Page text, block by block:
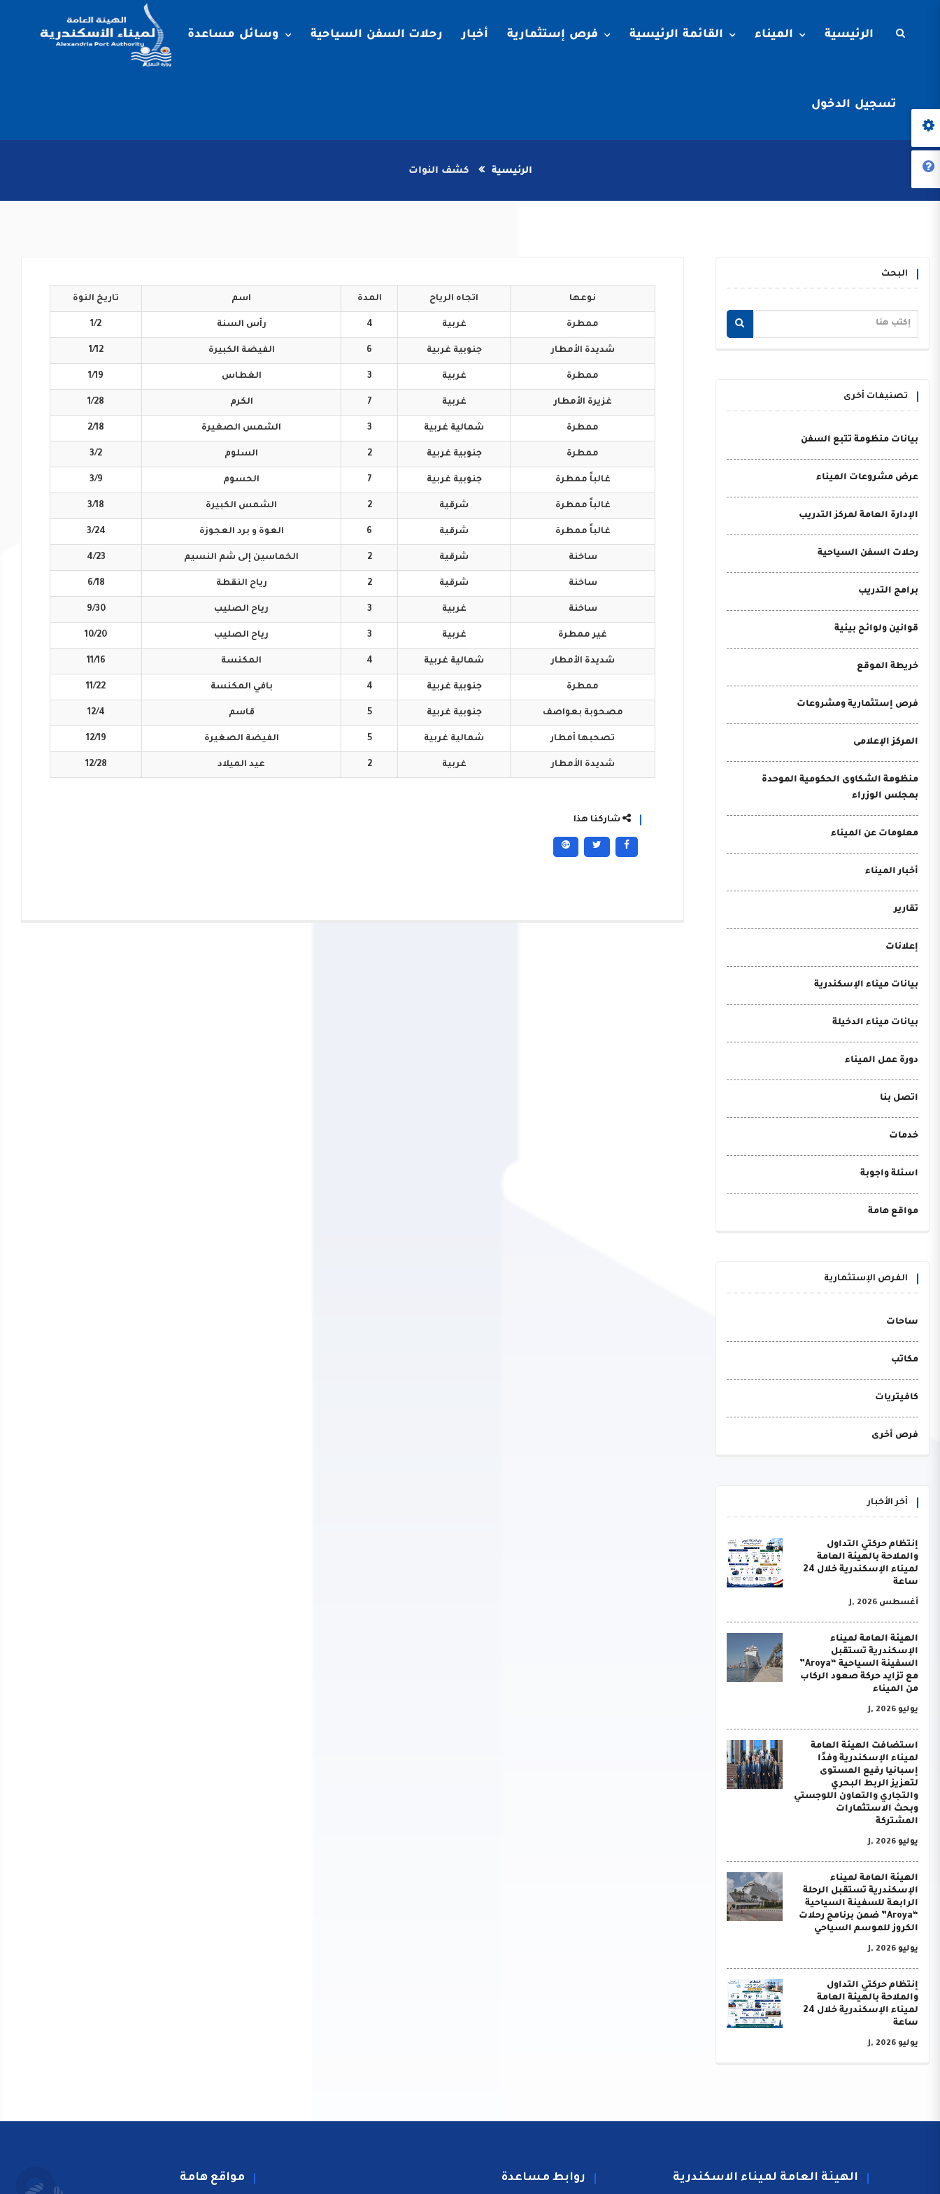
الرئيسية الميناء القائمة الرئيسية فرص إستثمارية أخبار رحلات السفن السياحية وسائل مساعدة
تسجيل الدخول
الرئيسية كشف النوات
البحث
تصنيفات أخرى
بيانات منظومة تتبع السفن
عرض مشروعات الميناء
الإدارة العامة لمركز التدريب
رحلات السفن السياحية
برامج التدريب
قوانين ولوائح بيئية
خريطة الموقع
فرص إستثمارية ومشروعات
المركز الإعلامى
منظومة الشكاوى الحكومية الموحدة
بمجلس الوزراء
معلومات عن الميناء
أخبار الميناء
تقارير
إعلانات
بيانات ميناء الإسكندرية
بيانات ميناء الدخيلة
دورة عمل الميناء
اتصل بنا
خدمات
اسئلة واجوبة
مواقع هامة
الفرص الإستثمارية
ساحات
مكاتب
كافيتريات
فرص أخرى
أخر الأخبار
إنتظام حركتي التداول
والملاحة بالهيئة العامة
لميناء الإسكندرية خلال 24
ساعة
أغسطس J, 2026
الهيئة العامة لميناء
الإسكندرية تستقبل
السفينة السياحية “Aroya”
مع تزايد حركة صعود الركاب
من الميناء
يوليو J, 2026
استضافت الهيئة العامة
لميناء الإسكندرية وفدًا
إسبانيا رفيع المستوى
لتعزيز الربط البحري
والتجاري والتعاون اللوجستي
وبحث الاستثمارات
المشتركة
يوليو J, 2026
الهيئة العامة لميناء
الإسكندرية تستقبل الرحلة
الرابعة للسفينة السياحية
“Aroya” ضمن برنامج رحلات
الكروز للموسم السياحي
يوليو J, 2026
إنتظام حركتي التداول
والملاحة بالهيئة العامة
لميناء الإسكندرية خلال 24
ساعة
يوليو J, 2026
نوعها اتجاه الرياح المدة اسم تاريخ النوة
ممطرة غربية 4 رأس السنة 1/2
شديدة الأمطار جنوبية غربية 6 الفيضة الكبيرة 1/12
ممطرة غربية 3 الغطاس 1/19
غزيرة الأمطار غربية 7 الكرم 1/28
ممطرة شمالية غربية 3 الشمس الصغيرة 2/18
ممطرة جنوبية غربية 2 السلوم 3/2
غالباً ممطرة جنوبية غربية 7 الحسوم 3/9
غالباً ممطرة شرقية 2 الشمس الكبيرة 3/18
غالباً ممطرة شرقية 6 العوة و برد العجوزة 3/24
ساخنة شرقية 2 الخماسين إلى شم النسيم 4/23
ساخنة شرقية 2 رياح النقطة 6/18
ساخنة غربية 3 رياح الصليب 9/30
غير ممطرة غربية 3 رياح الصليب 10/20
شديدة الأمطار شمالية غربية 4 المكنسة 11/16
ممطرة جنوبية غربية 4 بافي المكنسة 11/22
مصحوبة بعواصف جنوبية غربية 5 قاسم 12/4
تصحبها أمطار شمالية غربية 5 الفيضة الصغيرة 12/19
شديدة الأمطار غربية 2 عيد الميلاد 12/28
شاركنا هذا
الهيئة العامة لميناء الاسكندرية روابط مساعدة مواقع هامة